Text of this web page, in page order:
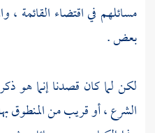
مسائلهم في اقتضاء القائمة
بعض .
لكن لما كان قصدنا إنما هو
الشرع ، أو قريب من المنطوق